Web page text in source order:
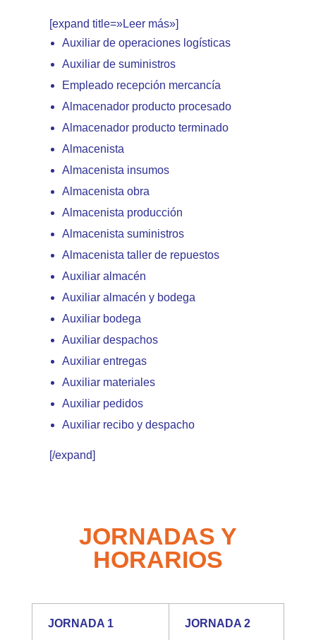
[expand title=»Leer más»]
Auxiliar de operaciones logísticas
Auxiliar de suministros
Empleado recepción mercancía
Almacenador producto procesado
Almacenador producto terminado
Almacenista
Almacenista insumos
Almacenista obra
Almacenista producción
Almacenista suministros
Almacenista taller de repuestos
Auxiliar almacén
Auxiliar almacén y bodega
Auxiliar bodega
Auxiliar despachos
Auxiliar entregas
Auxiliar materiales
Auxiliar pedidos
Auxiliar recibo y despacho
[/expand]
JORNADAS Y
HORARIOS
JORNADA 1 JORNADA 2